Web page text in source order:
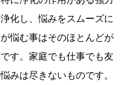
化し、悩みをスムーズに
悩む事はそのほとんどが
す。家庭でも仕事でも友
みは尽きないものです。